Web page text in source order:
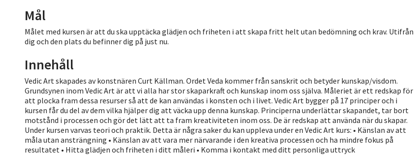
Mål
Målet med kursen är att du ska upptäcka glädjen och friheten i att skapa fritt helt utan bedömning och krav. Utifrån
dig och den plats du befinner dig på just nu.
Innehåll
Vedic Art skapades av konstnären Curt Källman. Ordet Veda kommer från sanskrit och betyder kunskap/visdom.
Grundsynen inom Vedic Art är att vi alla har stor skaparkraft och kunskap inom oss själva. Måleriet är ett redskap för
att plocka fram dessa resurser så att de kan användas i konsten och i livet. Vedic Art bygger på 17 principer och i
kursen får du del av dem vilka hjälper dig att väcka upp denna kunskap. Principerna underlättar skapandet, tar bort
motstånd i processen och gör det lätt att ta fram kreativiteten inom oss. De är redskap att använda när du skapar.
Under kursen varvas teori och praktik. Detta är några saker du kan uppleva under en Vedic Art kurs: • Känslan av att
måla utan ansträngning • Känslan av att vara mer närvarande i den kreativa processen och ha mindre fokus på
resultatet • Hitta glädjen och friheten i ditt måleri • Komma i kontakt med ditt personliga uttryck